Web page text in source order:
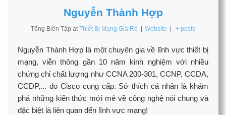
Nguyễn Thành Hợp
Tổng Biên Tập at Thiết Bị Mạng Giá Rẻ | Website | + posts
Nguyễn Thành Hợp là một chuyên gia về lĩnh vực thiết bị
mạng, viễn thông gần 10 năm kinh nghiệm với nhiều
chứng chỉ chất lượng như CCNA 200-301, CCNP, CCDA,
CCDP,... do Cisco cung cấp. Sở thích cá nhân là khám
phá những kiến thức mới mẻ về công nghệ nói chung và
đặc biệt là liên quan đến lĩnh vực mạng!